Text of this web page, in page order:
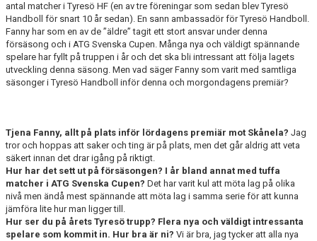
antal matcher i Tyresö HF (en av tre föreningar som sedan blev Tyresö
Handboll för snart 10 år sedan). En sann ambassadör för Tyresö Handboll.
Fanny har som en av de ”äldre” tagit ett stort ansvar under denna
försäsong och i ATG Svenska Cupen. Många nya och väldigt spännande
spelare har fyllt på truppen i år och det ska bli intressant att följa lagets
utveckling denna säsong. Men vad säger Fanny som varit med samtliga
säsonger i Tyresö Handboll inför denna och morgondagens premiär?
Tjena Fanny, allt på plats inför lördagens premiär mot Skånela? Jag
tror och hoppas att saker och ting är på plats, men det går aldrig att veta
säkert innan det drar igång på riktigt.
Hur har det sett ut på försäsongen? I år bland annat med tuffa
matcher i ATG Svenska Cupen? Det har varit kul att möta lag på olika
nivå men ändå mest spännande att möta lag i samma serie för att kunna
jämföra lite hur man ligger till.
Hur ser du på årets Tyresö trupp? Flera nya och väldigt intressanta
spelare som kommit in. Hur bra är ni? Vi är bra, jag tycker att alla nya